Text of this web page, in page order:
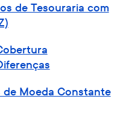
de Tesouraria com
Moeda Constante